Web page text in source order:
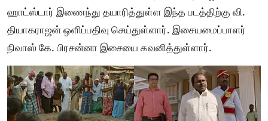
ஹாட்ஸ்டார் இணைந்து தயாரித்துள்ள இந்த படத்திற்கு வி.
தியாகராஜன் ஒளிப்பதிவு செய்துள்ளார். இசையமைப்பாளர்
நிவாஸ் கே. பிரசன்னா இசையை கவனித்துள்ளார்.